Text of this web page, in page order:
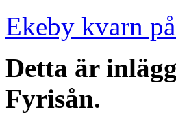
Ekeby kvarn
Detta är
Fyrisån.